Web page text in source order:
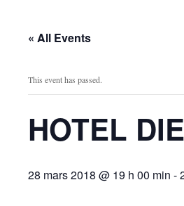
« All Events
This event has passed.
HOTEL
28 mars 2018 @ 19 h 00 min -